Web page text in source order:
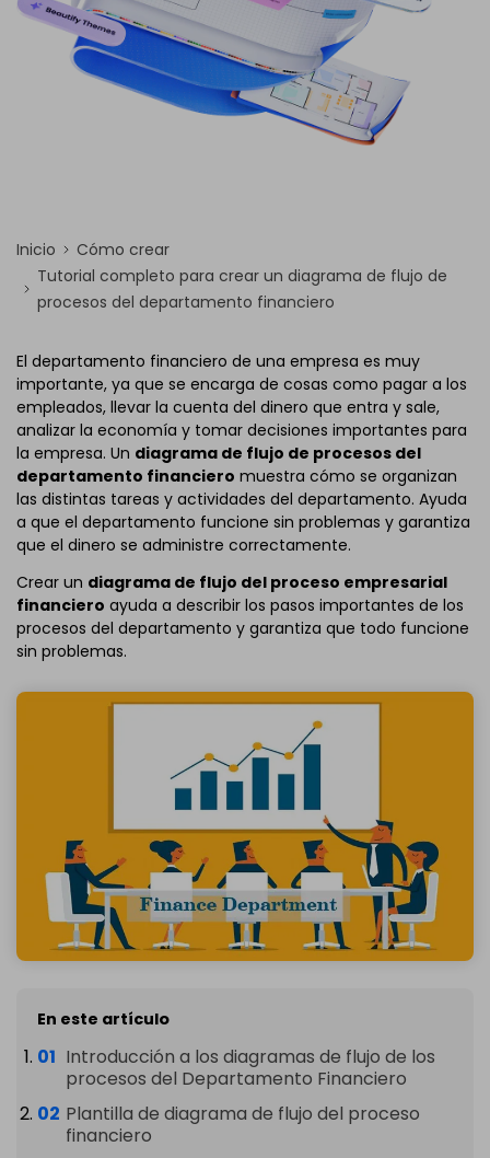
Inicio
Cómo crear
Tutorial completo para crear un diagrama de flujo de
procesos del departamento financiero
El departamento financiero de una empresa es muy
importante, ya que se encarga de cosas como pagar a los
empleados, llevar la cuenta del dinero que entra y sale,
analizar la economía y tomar decisiones importantes para
la empresa. Un diagrama de flujo de procesos del
departamento financiero muestra cómo se organizan
las distintas tareas y actividades del departamento. Ayuda
a que el departamento funcione sin problemas y garantiza
que el dinero se administre correctamente.
Crear un diagrama de flujo del proceso empresarial
financiero ayuda a describir los pasos importantes de los
procesos del departamento y garantiza que todo funcione
sin problemas.
En este artículo
Introducción a los diagramas de flujo de los
procesos del Departamento Financiero
Plantilla de diagrama de flujo del proceso
financiero